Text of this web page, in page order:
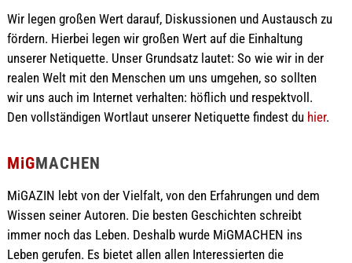
Wir legen großen Wert darauf, Diskussionen und Austausch zu
fördern. Hierbei legen wir großen Wert auf die Einhaltung
unserer Netiquette. Unser Grundsatz lautet: So wie wir in der
realen Welt mit den Menschen um uns umgehen, so sollten
wir uns auch im Internet verhalten: höflich und respektvoll.
Den vollständigen Wortlaut unserer Netiquette findest du hier.
MiGMACHEN
MiGAZIN lebt von der Vielfalt, von den Erfahrungen und dem
Wissen seiner Autoren. Die besten Geschichten schreibt
immer noch das Leben. Deshalb wurde MiGMACHEN ins
Leben gerufen. Es bietet allen allen Interessierten die